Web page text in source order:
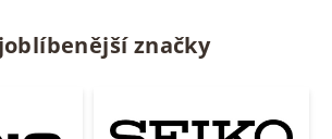
značky